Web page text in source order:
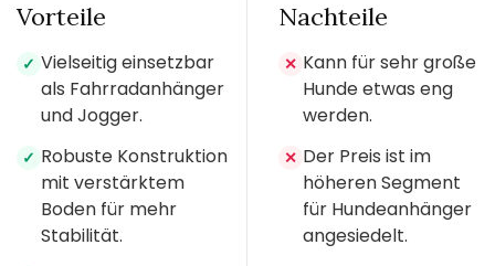
Vorteile
✓ Vielseitig einsetzbar
als Fahrradanhänger
und Jogger.
✓ Robuste Konstruktion
mit verstärktem
Boden für mehr
Stabilität.
Nachteile
✕ Kann für sehr große
Hunde etwas eng
werden.
✕ Der Preis ist im
höheren Segment
für Hundeanhänger
angesiedelt.